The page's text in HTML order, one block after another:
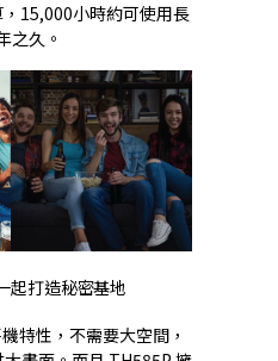
15,000小時約可使用長
之久。
起打造秘密基地
特性，不需要大空間，